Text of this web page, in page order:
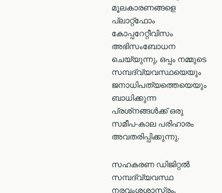
മൂലകാരണങ്ങളെ
പ്ലാറ്റ്ഫോം
കോപ്പറേറ്റീവിസം
അഭിസംബോധന
ചെയ്യുന്നു, ഒപ്പം നമ്മുടെ
സമ്പദ്‌വ്യവസ്ഥയെയും
ജനാധിപത്യത്തെയെയും
ബാധിക്കുന്ന
പ്രശ്‌നങ്ങൾക്ക് ഒരു
സമീപ-കാല പരിഹാരം
അവതരിപ്പിക്കുന്നു.
സഹകരണ ഡിജിറ്റൽ
സമ്പദ്‌വ്യവസ്ഥ
നരവംശശാസ്ത്രം,